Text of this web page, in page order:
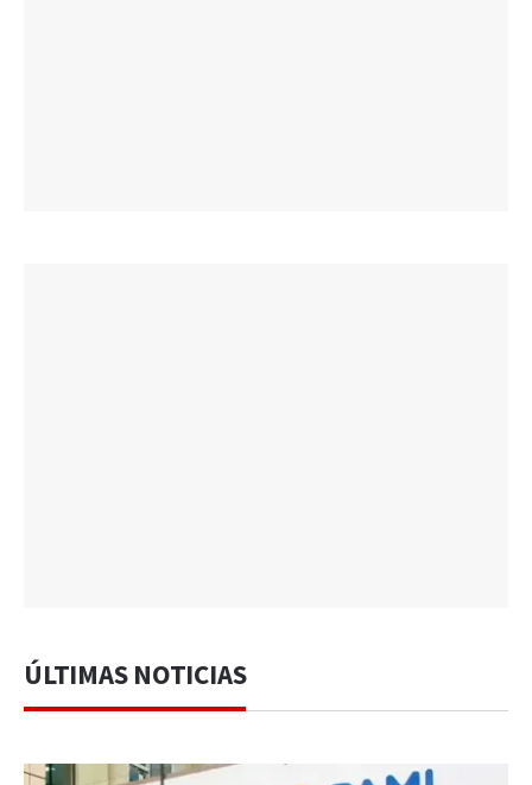
ÚLTIMAS NOTICIAS